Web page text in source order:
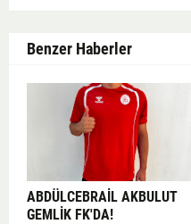
Benzer Haberler
ABDÜLCEBRAİL AKBULUT
GEMLİK FK'DA!